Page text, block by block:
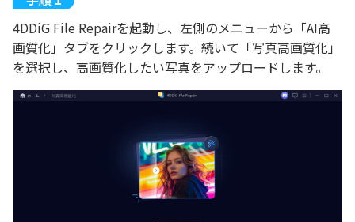
4DDiG File Repairを起動し、左側のメニューから「AI高
画質化」タブをクリックします。続いて「写真高画質化」
を選択し、高画質化したい写真をアップロードします。